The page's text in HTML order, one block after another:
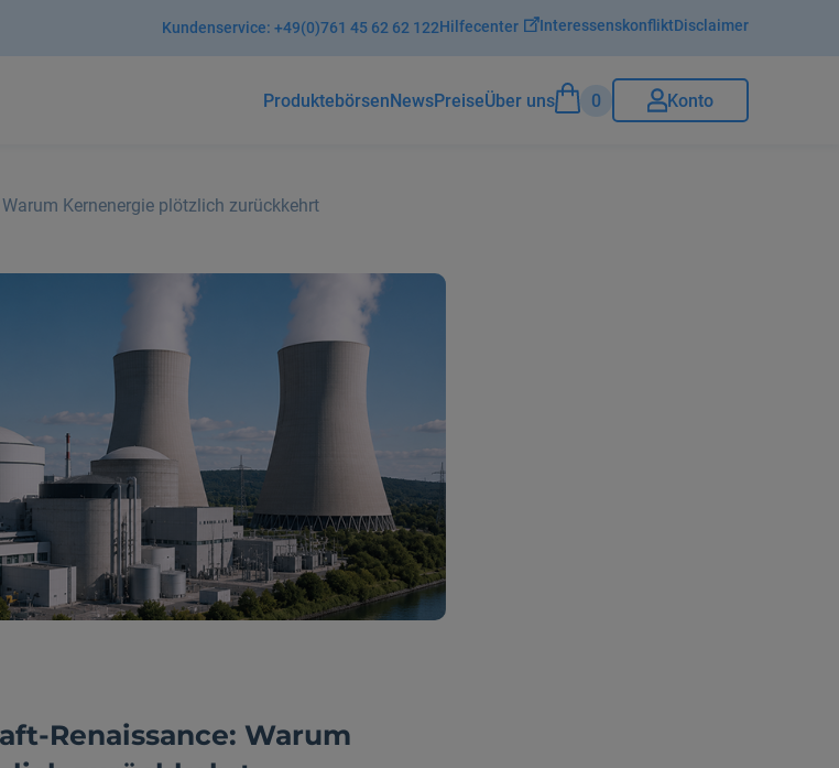
Kundenservice:+49(0)761 45 62 62 122Hilfecenter InteressenskonfliktDisclaimer
ProduktebörsenNewsPreiseÜber uns 0 Konto
Kernenergie plötzlich zurückkehrt
Renaissance: Warum